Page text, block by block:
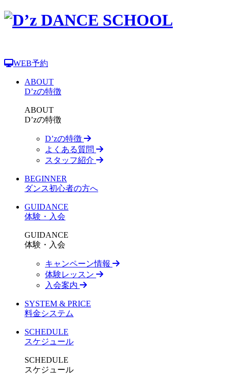
WEB予約
ABOUT
D’zの特徴
ABOUT
D’zの特徴
D’zの特徴
よくある質問
スタッフ紹介
BEGINNER
ダンス初心者の方へ
GUIDANCE
体験・入会
GUIDANCE
体験・入会
キャンペーン情報
体験レッスン
入会案内
SYSTEM & PRICE
料金システム
SCHEDULE
スケジュール
SCHEDULE
スケジュール